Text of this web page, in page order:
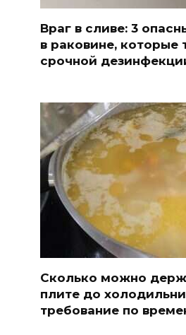
Враг в сливе: 3
в раковине, которые
срочной
Сколько можно
плите до
требование по